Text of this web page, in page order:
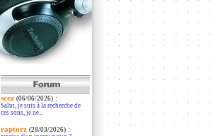
scez (06/06/2026):
Salut, je suis à la recherche de
ces sons, je ne...
raptorz (28/03/2026):